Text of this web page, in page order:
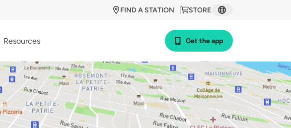
STORE
FIND A STATION
Resources Get the app